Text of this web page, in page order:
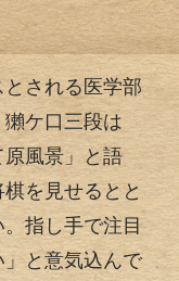
される医学部
ケ口三段は
風景」と語
を見せるとと
指し手で注目
と意気込んで